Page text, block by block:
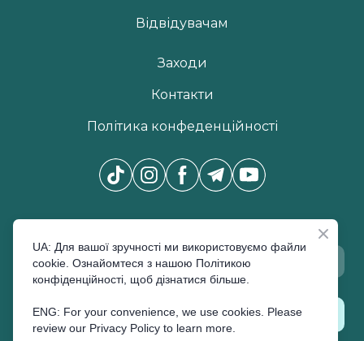
Відвідувачам
Заходи
Контакти
Політика конфеденційності
ПІДПИСАТИСЬ
UA: Для вашої зручності ми використовуємо файли
cookie. Ознайомтеся з нашою Політикою
конфіденційності, щоб дізнатися більше.
ENG: For your convenience, we use cookies. Please
review our Privacy Policy to learn more.